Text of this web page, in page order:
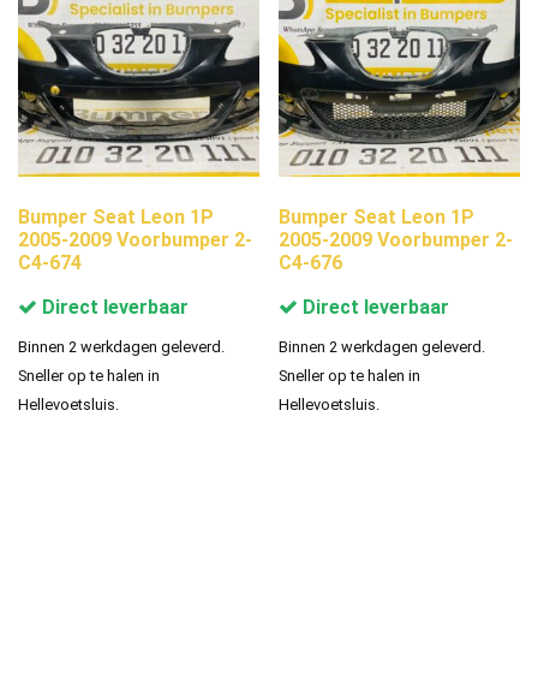
Bumper Seat Leon 1P
2005-2009 Voorbumper 2-
C4-674
Direct leverbaar
Binnen 2 werkdagen geleverd.
Sneller op te halen in
Hellevoetsluis.
Bumper Seat Leon 1P
2005-2009 Voorbumper 2-
C4-676
Direct leverbaar
Binnen 2 werkdagen geleverd.
Sneller op te halen in
Hellevoetsluis.